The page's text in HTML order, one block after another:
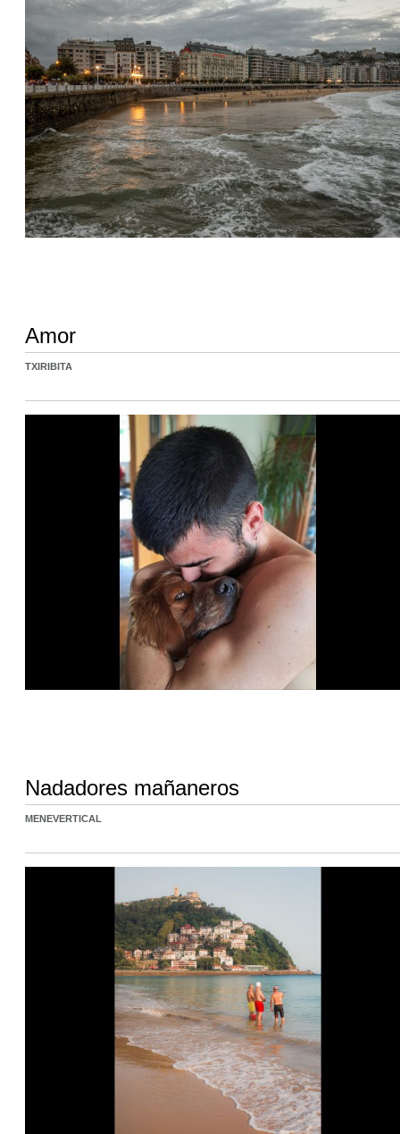
Amor
TXIRIBITA
Nadadores mañaneros
MENEVERTICAL